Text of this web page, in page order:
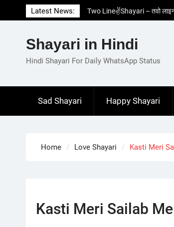
to
Latest News:
Two Line✌️Shayari – तवो
Love😓Lines In Hindi –
Love🥳Poetry In Hindi –
1 Line☝️Shayari In Hindi – १
Shayari in Hindi
Hindi Shayari For Daily WhatsApp Status
Sad Shayari Happy Shayari
Home Love Shayari Kasti Meri
Kasti Meri Sailab Me